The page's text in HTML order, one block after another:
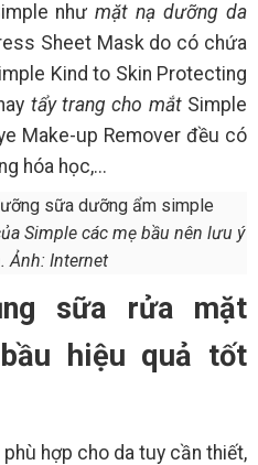
nhưmặt nạ dưỡng da
Sheet Mask do có chứa
Kind to Skin Protecting
tẩy trang cho mắtSimple
Make-up Remover đều có
hóa học,...
Simple các mẹ bầu nên lưu ý
Ảnh: Internet
sữa rửa mặt
hiệu quả tốt
hợp cho da tuy cần thiết,